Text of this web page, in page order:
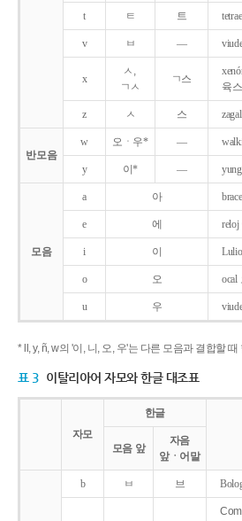
t ㅌ 트
v ㅂ ―
x
ㅅ,
ㄱㅅ
ㄱ스
육
z ㅅ 스
반모음
w 오ㆍ우* ―
y 이* ―
모음
a 아
e 에 reloj
i 이
o 오 ocal
u 우
* ll, y, ñ, w의 '이, 니, 오, 우'는 다른 모음과 결합할
표 3 이탈리아어 자모와 한글 대조표
자모
한글
모음 앞
자음
앞ㆍ어말
b ㅂ 브